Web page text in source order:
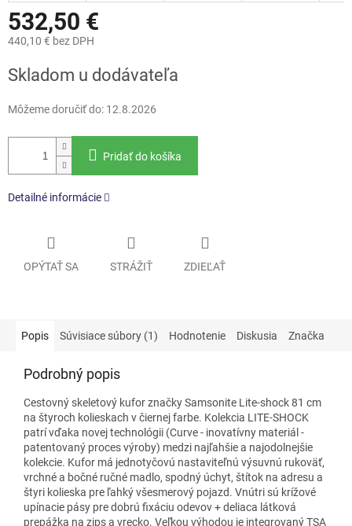
532,50 €
440,10 € bez DPH
cena:
Skladom u dodávateľa
Môžeme doručiť do: 12.8.2026
Pridať do košíka
Detailné informácie
OPÝTAŤ SA STRÁŽIŤ ZDIEĽAŤ
Popis Súvisiace súbory (1) Hodnotenie Diskusia Značka
Podrobný popis
Cestovný skeletový kufor značky Samsonite Lite-shock 81 cm
na štyroch kolieskach v čiernej farbe. Kolekcia LITE-SHOCK
patrí vďaka novej technológii (Curve - inovatívny materiál -
patentovaný proces výroby) medzi najľahšie a najodolnejšie
kolekcie. Kufor má jednotyčovú nastaviteľnú výsuvnú rukoväť,
vrchné a bočné ručné madlo, spodný úchyt, štítok na adresu a
štyri kolieska pre ľahký všesmerový pojazd. Vnútri sú krížové
upínacie pásy pre dobrú fixáciu odevov + deliaca látková
prepážka na zips a vrecko. Veľkou výhodou je integrovaný TSA